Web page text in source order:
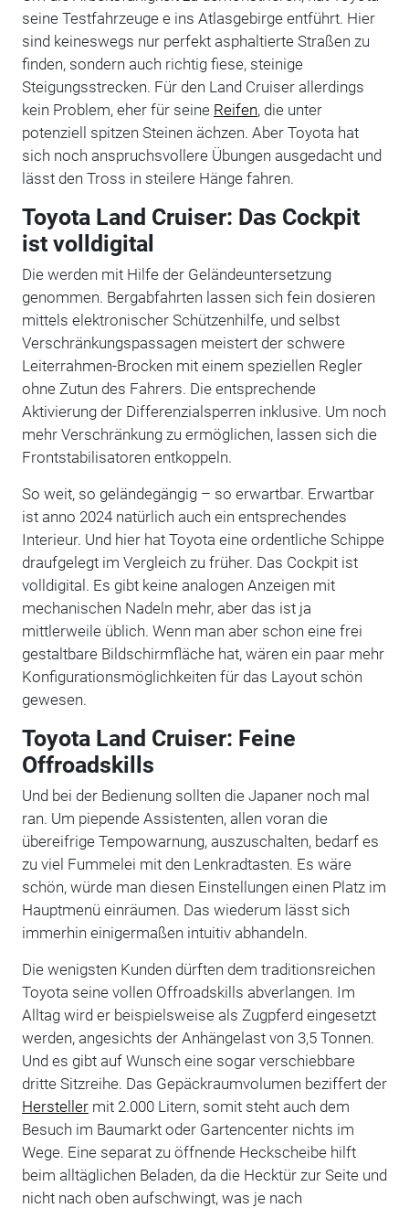
seine Testfahrzeuge e ins Atlasgebirge entführt. Hier
sind keineswegs nur perfekt asphaltierte Straßen zu
finden, sondern auch richtig fiese, steinige
Steigungsstrecken. Für den Land Cruiser allerdings
kein Problem, eher für seine Reifen, die unter
potenziell spitzen Steinen ächzen. Aber Toyota hat
sich noch anspruchsvollere Übungen ausgedacht und
lässt den Tross in steilere Hänge fahren.
Toyota Land Cruiser: Das Cockpit
ist volldigital
Die werden mit Hilfe der Geländeuntersetzung
genommen. Bergabfahrten lassen sich fein dosieren
mittels elektronischer Schützenhilfe, und selbst
Verschränkungspassagen meistert der schwere
Leiterrahmen-Brocken mit einem speziellen Regler
ohne Zutun des Fahrers. Die entsprechende
Aktivierung der Differenzialsperren inklusive. Um noch
mehr Verschränkung zu ermöglichen, lassen sich die
Frontstabilisatoren entkoppeln.
So weit, so geländegängig – so erwartbar. Erwartbar
ist anno 2024 natürlich auch ein entsprechendes
Interieur. Und hier hat Toyota eine ordentliche Schippe
draufgelegt im Vergleich zu früher. Das Cockpit ist
volldigital. Es gibt keine analogen Anzeigen mit
mechanischen Nadeln mehr, aber das ist ja
mittlerweile üblich. Wenn man aber schon eine frei
gestaltbare Bildschirmfläche hat, wären ein paar mehr
Konfigurationsmöglichkeiten für das Layout schön
gewesen.
Toyota Land Cruiser: Feine
Offroadskills
Und bei der Bedienung sollten die Japaner noch mal
ran. Um piepende Assistenten, allen voran die
übereifrige Tempowarnung, auszuschalten, bedarf es
zu viel Fummelei mit den Lenkradtasten. Es wäre
schön, würde man diesen Einstellungen einen Platz im
Hauptmenü einräumen. Das wiederum lässt sich
immerhin einigermaßen intuitiv abhandeln.
Die wenigsten Kunden dürften dem traditionsreichen
Toyota seine vollen Offroadskills abverlangen. Im
Alltag wird er beispielsweise als Zugpferd eingesetzt
werden, angesichts der Anhängelast von 3,5 Tonnen.
Und es gibt auf Wunsch eine sogar verschiebbare
dritte Sitzreihe. Das Gepäckraumvolumen beziffert der
Herstellermit 2.000 Litern, somit steht auch dem
Besuch im Baumarkt oder Gartencenter nichts im
Wege. Eine separat zu öffnende Heckscheibe hilft
beim alltäglichen Beladen, da die Hecktür zur Seite und
nicht nach oben aufschwingt, was je nach